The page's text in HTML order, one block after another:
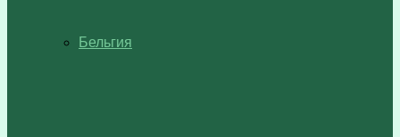
Бельгия